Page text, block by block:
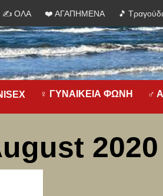
✍ ΟΛΑ ❤️️ ΑΓΑΠΗΜΕΝΑ 🎵
♀ ΓΥΝΑΙΚΕΙΑ ΦΩΝΗ ♂
2020